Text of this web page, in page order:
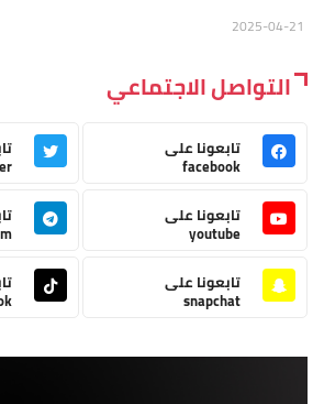
التواصل الاجتماعي
تابعونا على
facebook
تابعونا على
youtube
تابعونا على
snapchat